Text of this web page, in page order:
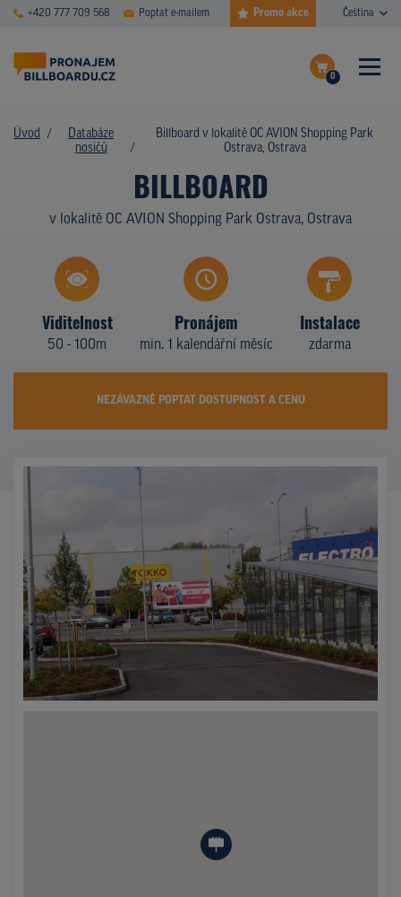
+420 777 709 568 Poptat e-mailem Promo akce Čeština
0
Dokončit poptávku
ČASTÉ DOTAZY
PLOCHY V AKCI
TYPY NOSIČŮ
Z PRAXE
PROMO AKCE
Úvod
Databáze
nosičů
Billboard v lokalitě OC AVION Shopping Park
Ostrava, Ostrava
BILLBOARD
v lokalitě OC AVION Shopping Park Ostrava, Ostrava
Viditelnost
50 - 100m
Pronájem
min. 1 kalendářní měsíc
Instalace
zdarma
NEZÁVAZNĚ POPTAT DOSTUPNOST A CENU